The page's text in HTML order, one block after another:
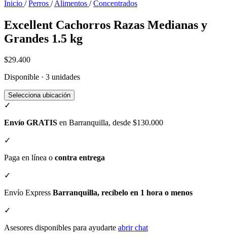
Inicio / Perros / Alimentos / Concentrados
Excellent Cachorros Razas Medianas y
Grandes 1.5 kg
$29.400
Disponible · 3 unidades
Selecciona ubicación
✓
Envío GRATIS en Barranquilla, desde $130.000
✓
Paga en línea o contra entrega
✓
Envío Express Barranquilla, recíbelo en 1 hora o menos
✓
Asesores disponibles para ayudarte abrir chat